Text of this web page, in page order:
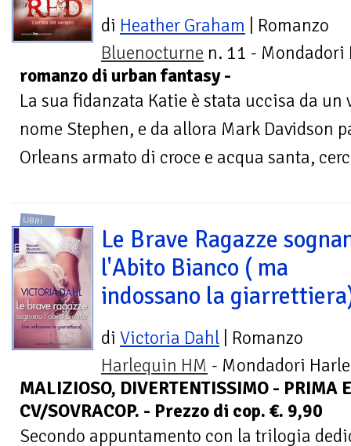
di Heather Graham | Romanzo
Bluenocturne n. 11 -
romanzo di urban fantasy -
La sua fidanzata Katie è stata uccisa da
nome Stephen, e da allora Mark Davidson
Orleans armato di croce e acqua santa,
LIBRI
Le Brave Ragazze
l'Abito Bianco ( ma
indossano la
di Victoria Dahl | Romanzo
Harlequin HM - Mondadori
MALIZIOSO, DIVERTENTISSIMO - PRIMA
CV/SOVRACOP. - Prezzo di cop. €. 9,90
Secondo appuntamento con la trilogia